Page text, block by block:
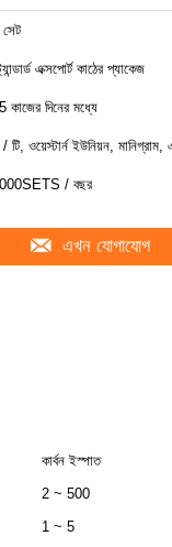
এক্সপোর্ট কাঠের প্যাকেজ
কাজের দিনের মধ্যে
/ টি, ওয়েস্টার্ন ইউনিয়ন,
/ বছর
এখন যোগাযোগ
কার্বন ইস্পাত
2 ~ 500
1 ~ 5